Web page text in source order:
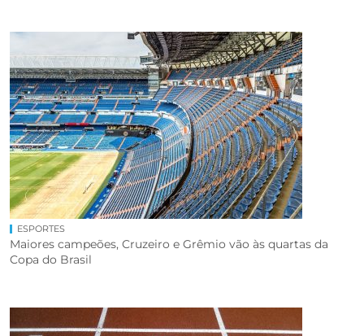
ESPORTES
Maiores campeões, Cruzeiro e Grêmio vão às quartas da
Copa do Brasil